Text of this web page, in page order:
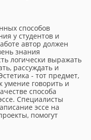
способов
у студентов и
автор должен
знания
логически выражать
рассуждать и
- тот предмет,
умение говорить и
способа
Специалисты
эссе на
помогут